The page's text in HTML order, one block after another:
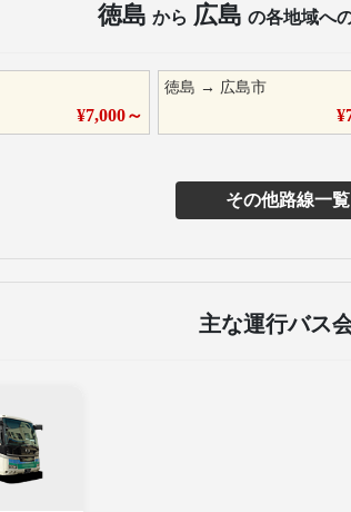
徳島 から 広島 の各地域へ
¥7,000～
徳島 → 広島市
¥
その他路線一覧
主な運行バス